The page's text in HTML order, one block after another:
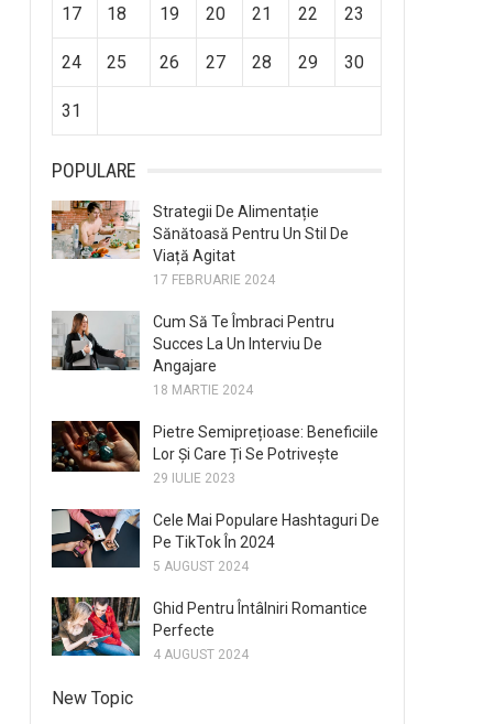
17 18 19 20 21 22 23
24 25 26 27 28 29 30
31
POPULARE
Strategii De Alimentație
Sănătoasă Pentru Un Stil De
Viață Agitat
17 FEBRUARIE 2024
Cum Să Te Îmbraci Pentru
Succes La Un Interviu De
Angajare
18 MARTIE 2024
Pietre Semiprețioase: Beneficiile
Lor Și Care Ți Se Potrivește
29 IULIE 2023
Cele Mai Populare Hashtaguri De
Pe TikTok În 2024
5 AUGUST 2024
Ghid Pentru Întâlniri Romantice
Perfecte
4 AUGUST 2024
New Topic